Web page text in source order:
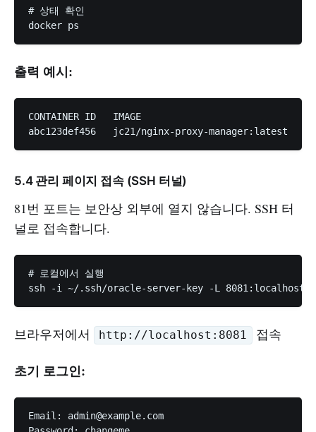
# 상태 확인
출력 예시:
CONTAINER ID   IMAGE
5.4 관리 페이지 접속 (SSH 터널)
81번 포트는 보안상 외부에 열지 않습니다. SSH 터
널로 접속합니다.
# 로컬에서 실행
브라우저에서 http://localhost:8081 접속
초기 로그인:
Email: admin@example.com